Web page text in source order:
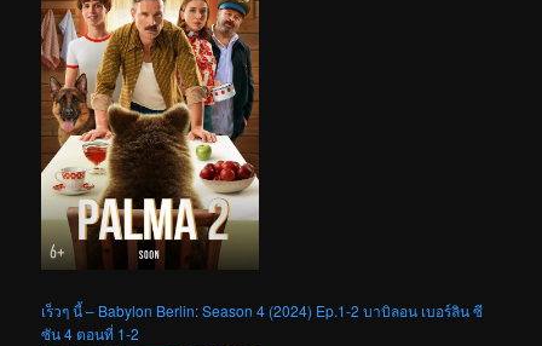
เร็วๆ นี้ – Babylon Berlin: Season 4 (2024) Ep.1-2 บาบิลอน เบอร์ลิน ซี
ซัน 4 ตอนที่ 1-2